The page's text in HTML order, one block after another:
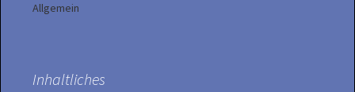
Allgemein
Inhaltliches